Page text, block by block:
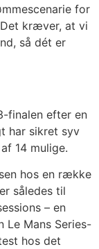
for
kræver, at vi
så dét er
finalen efter en
har sikret syv
14 mulige.
hos en række
således til
– en
Le Mans Series-
hos det